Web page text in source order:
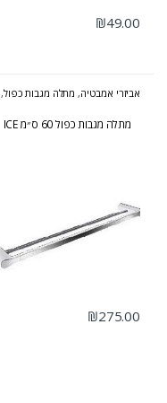
₪49.00
אביזרי אמבטיה, מתלה מגבות כפול,
מתלה מגבות כפול 60 ס״מ ICE
₪275.00